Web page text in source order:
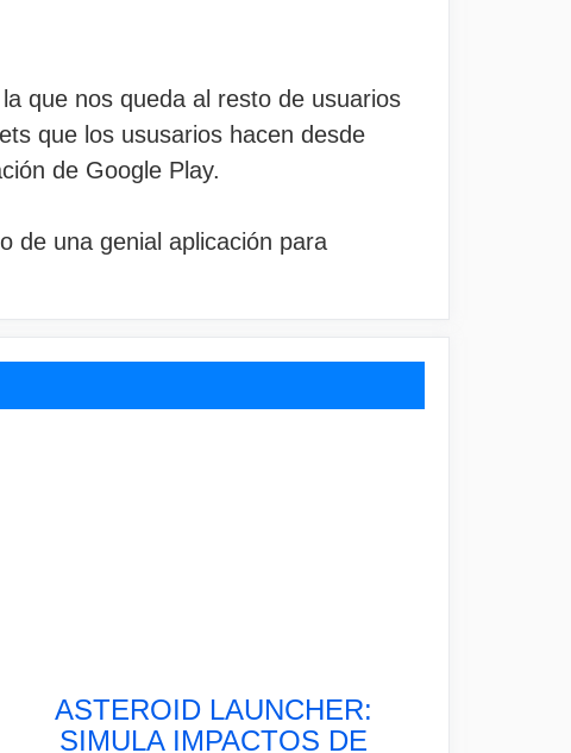
que nos queda al resto de usuarios
que los ususarios hacen desde
de Google Play.
de una genial aplicación para
ASTEROID LAUNCHER:
SIMULA IMPACTOS DE